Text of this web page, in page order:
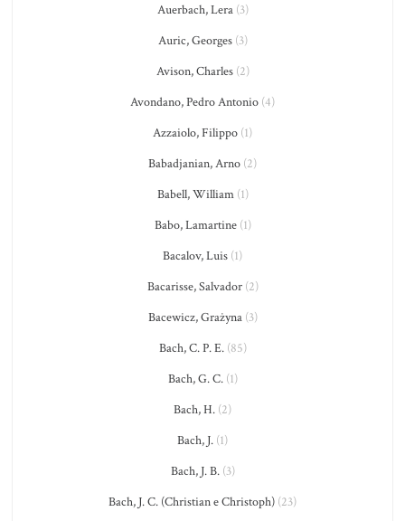
Auerbach, Lera(3)
Auric, Georges(3)
Avison, Charles(2)
Avondano, Pedro Antonio (4)
Azzaiolo, Filippo (1)
Babadjanian, Arno (2)
Babell, William(1)
Babo, Lamartine(1)
Bacalov, Luis (1)
Bacarisse, Salvador(2)
Bacewicz, Grażyna(3)
Bach, C. P. E.(85)
Bach, G. C.(1)
Bach, H. (2)
Bach, J. (1)
Bach, J. B.(3)
Bach, J. C. (Christian e Christoph) (23)